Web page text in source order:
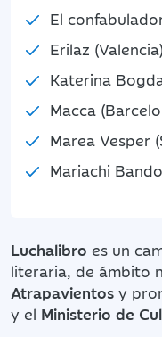
El
Erilaz (Valencia)
Katerina
Macca
Marea Vesper
Mariachi
Luchalibro es un
literaria, de ámbito
Atrapavientos y
y el Ministerio de